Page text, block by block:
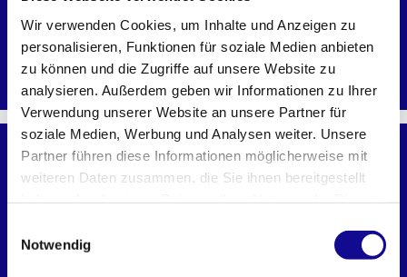
Wir verwenden Cookies, um Inhalte und Anzeigen zu
personalisieren, Funktionen für soziale Medien anbieten
zu können und die Zugriffe auf unsere Website zu
analysieren. Außerdem geben wir Informationen zu Ihrer
Verwendung unserer Website an unsere Partner für
soziale Medien, Werbung und Analysen weiter. Unsere
Partner führen diese Informationen möglicherweise mit
weiteren Daten zusammen, die Sie ihnen bereitgestellt
Notwendig
MEHR LADEN
CONTRACTOR